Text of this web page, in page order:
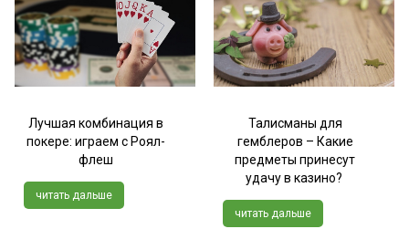
Лучшая комбинация в
покере: играем с Роял-
флеш
читать дальше
Талисманы для
гемблеров – Какие
предметы принесут
удачу в казино?
читать дальше